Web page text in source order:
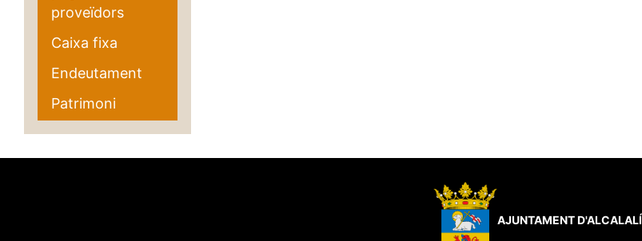
proveïdors
Caixa fixa
Endeutament
Patrimoni
AJUNTAMENT D'ALCALALÍ